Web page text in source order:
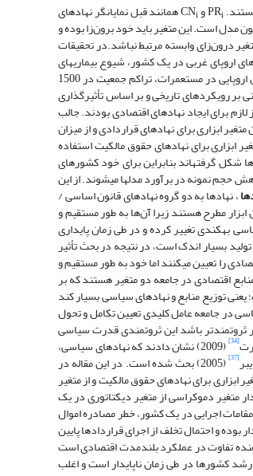
i و CNi همانند قبل نمایانگر نهادهای
مدل است. این متغیر باید خود برون‌زا بوده و
درون‌زای وابسته مرتبط نباشد.در تحقیقات
اروپای غربی در یک کشور، شیوع بیماری­های
میزان نرخ مرگ و میر ساکنان اروپایی در مستعمرات، تراکم جمعیت در 1500
بر رویکردهای تاریخی و بر اساس تأثیرگذاری
برای ایجاد نهادهای اقتصادی بودند. جالب
متغیر ابزاری برای نهادهای قراردادی و از میزان
و تراکم ساکنان سرزمین­های استعماری در سال 1500 میلادی به عنوان متغیر ابزاری برای نهادهای حقوق مالکیت استفاده
شکل گرفته­اند بنابراین برای خود کشورهای
حجم نمونه در برآورد مدل­ها می­شوند. از این
، نهادها به دو گروه نهادهای قانون اساسی /
مطرح هستند زیرا آن‌ها به طور مستقیم و
به­کندی تغییر کرده و در طی زمان پایداری
بسیار اندک است، در نتیجه در بحث تأثیر
را تعیین می­کنند اما خود به طور مستقیم و
اقتصادی در جامعه دو متغیر هستند که بر
توزیع منابع و نهادهای سیاسی بسیار کند
در جامعه عامل کلیدی تعیین تکامل و تحول
ثروتمندتر باشد این ثروتمندی قدرت سیاسی
[34] (2009) نشان دادند که نهادهای سیاسی،
[37] (2005) بحث شده است. در این مقاله در
دو شاخص محدودیت‌هایی اعمالی بر مقامات اجرایی از مجموعه شاخص­های پلیتی 4 به عنوان متغیر ابزاری برای نهادهای حقوق مالکیت و از متغیر
ابزاری برای نهادهای قراردادی استفاده می‌شوند.متغیر پلیتی 2 از منها کردن مقدار متغیر دموکراسی از متغیر دیکتاتوری در یک
اجرایی در یک کشور، خطر مصادره اموال
و احتمال تخلف از اجرای قراردادها پایین
تفاوت در عملکرد بلندمدت اقتصادی است
کشورها در طی زمان ناپایدار است و اغلب